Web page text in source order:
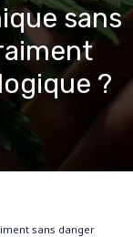
sans
?
sans danger